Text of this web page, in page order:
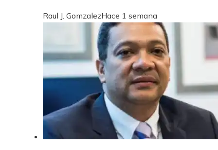
Raul J. GomzalezHace 1 semana